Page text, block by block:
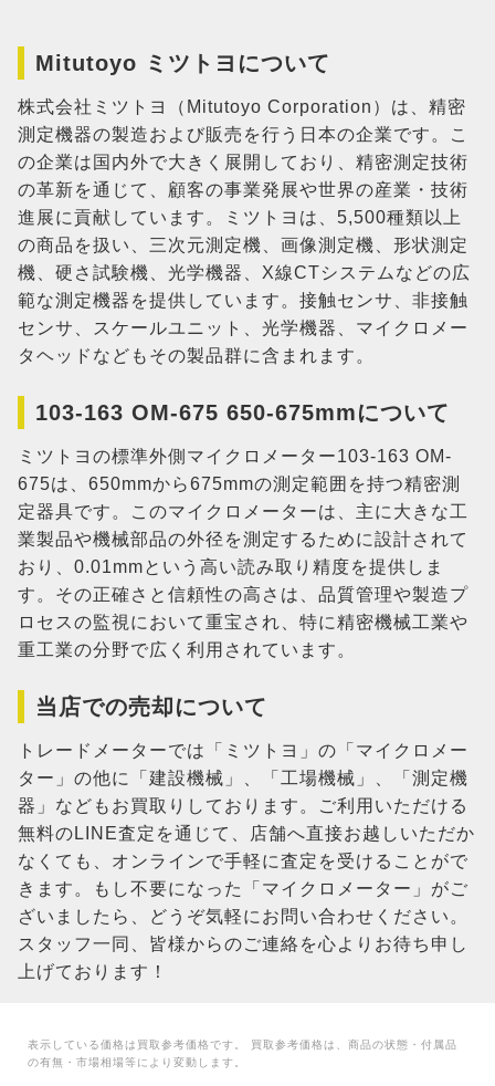
Mitutoyo ミツトヨについて
株式会社ミツトヨ（Mitutoyo Corporation）は、精密
測定機器の製造および販売を行う日本の企業です。こ
の企業は国内外で大きく展開しており、精密測定技術
の革新を通じて、顧客の事業発展や世界の産業・技術
進展に貢献しています。ミツトヨは、5,500種類以上
の商品を扱い、三次元測定機、画像測定機、形状測定
機、硬さ試験機、光学機器、X線CTシステムなどの広
範な測定機器を提供しています。接触センサ、非接触
センサ、スケールユニット、光学機器、マイクロメー
タヘッドなどもその製品群に含まれます。
103-163 OM-675 650-675mmについて
ミツトヨの標準外側マイクロメーター103-163 OM-
675は、650mmから675mmの測定範囲を持つ精密測
定器具です。このマイクロメーターは、主に大きな工
業製品や機械部品の外径を測定するために設計されて
おり、0.01mmという高い読み取り精度を提供しま
す。その正確さと信頼性の高さは、品質管理や製造プ
ロセスの監視において重宝され、特に精密機械工業や
重工業の分野で広く利用されています。
当店での売却について
トレードメーターでは「ミツトヨ」の「マイクロメー
ター」の他に「建設機械」、「工場機械」、「測定機
器」などもお買取りしております。ご利用いただける
無料のLINE査定を通じて、店舗へ直接お越しいただか
なくても、オンラインで手軽に査定を受けることがで
きます。もし不要になった「マイクロメーター」がご
ざいましたら、どうぞ気軽にお問い合わせください。
スタッフ一同、皆様からのご連絡を心よりお待ち申し
上げております！
表示している価格は買取参考価格です。 買取参考価格は、商品の状態・付属品
の有無・市場相場等により変動します。